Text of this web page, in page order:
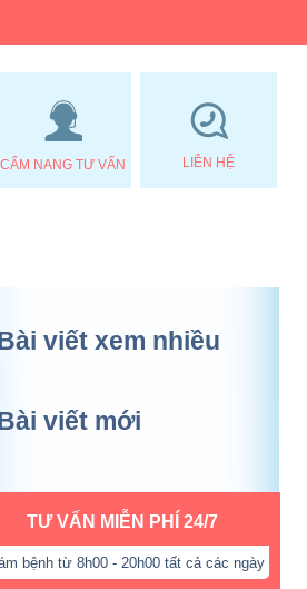
CẨM NANG TƯ VẤN LIÊN HỆ
viết xem nhiều
viết mới
TƯ VẤN MIỄN PHÍ 24/7
bệnh từ 8h00 - 20h00 tất cả các ngày